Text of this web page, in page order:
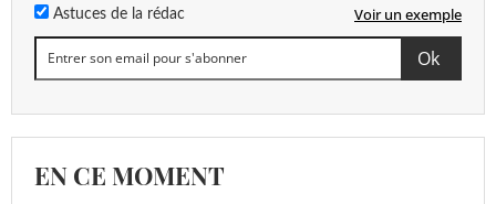
Astuces de la rédac Voir un exemple
EN CE MOMENT